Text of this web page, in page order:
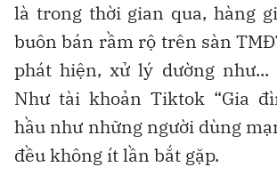
là trong thời gian qua, hàng
buôn bán rầm rộ trên sàn
phát hiện, xử lý dường
Như tài khoản Tiktok “Gia
hầu như những người dùng
đều không ít lần bắt gặp.